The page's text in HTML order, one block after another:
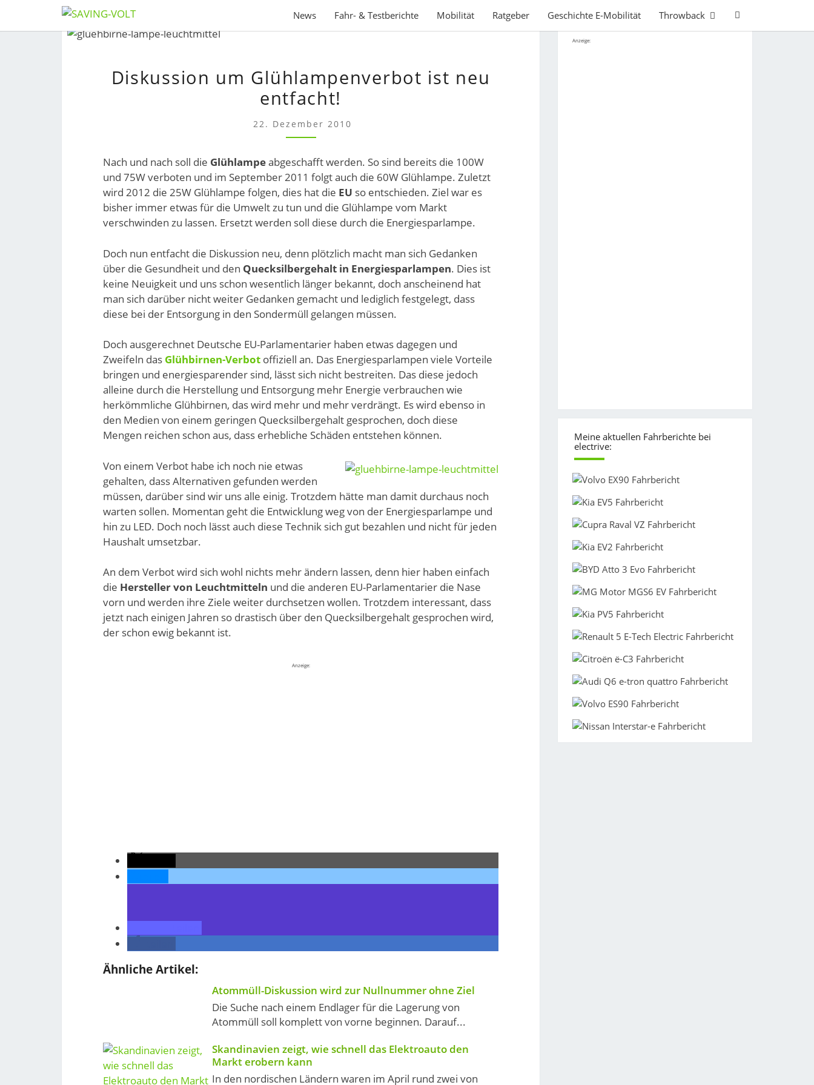
Skip
News Fahr- & Testberichte Mobilität Ratgeber Geschichte E-Mobilität Throwback
Search
UM
GLÜHLAMPENVERBOT
IST
NEU
ENTFACHT!
Diskussion um Glühlampenverbot ist neu
entfacht!
22. Dezember 2010
Nach und nach soll die Glühlampeabgeschafft werden. So sind bereits die 100W
und 75W verboten und im September 2011 folgt auch die 60W Glühlampe. Zuletzt
wird 2012 die 25W Glühlampe folgen, dies hat die EU so entschieden. Ziel war es
bisher immer etwas für die Umwelt zu tun und die Glühlampe vom Markt
verschwinden zu lassen. Ersetzt werden soll diese durch die Energiesparlampe.
Doch nun entfacht die Diskussion neu, denn plötzlich macht man sich Gedanken
über die Gesundheit und den Quecksilbergehalt in Energiesparlampen. Dies ist
keine Neuigkeit und uns schon wesentlich länger bekannt, doch anscheinend hat
man sich darüber nicht weiter Gedanken gemacht und lediglich festgelegt, dass
diese bei der Entsorgung in den Sondermüll gelangen müssen.
Doch ausgerechnet Deutsche EU-Parlamentarier haben etwas dagegen und
Zweifeln das Glühbirnen-Verbot offiziell an. Das Energiesparlampen viele Vorteile
bringen und energiesparender sind, lässt sich nicht bestreiten. Das diese jedoch
alleine durch die Herstellung und Entsorgung mehr Energie verbrauchen wie
herkömmliche Glühbirnen, das wird mehr und mehr verdrängt. Es wird ebenso in
den Medien von einem geringen Quecksilbergehalt gesprochen, doch diese
Mengen reichen schon aus, dass erhebliche Schäden entstehen können.
Von einem Verbot habe ich noch nie etwas
gehalten, dass Alternativen gefunden werden
müssen, darüber sind wir uns alle einig. Trotzdem hätte man damit durchaus noch
warten sollen. Momentan geht die Entwicklung weg von der Energiesparlampe und
hin zu LED. Doch noch lässt auch diese Technik sich gut bezahlen und nicht für jeden
Haushalt umsetzbar.
An dem Verbot wird sich wohl nichts mehr ändern lassen, denn hier haben einfach
die Hersteller von Leuchtmitteln und die anderen EU-Parlamentarier die Nase
vorn und werden ihre Ziele weiter durchsetzen wollen. Trotzdem interessant, dass
jetzt nach einigen Jahren so drastisch über den Quecksilbergehalt gesprochen wird,
der schon ewig bekannt ist.
Anzeige:
Ähnliche Artikel:
Atommüll-Diskussion wird zur Nullnummer ohne Ziel
Die Suche nach einem Endlager für die Lagerung von
Atommüll soll komplett von vorne beginnen. Darauf...
Skandinavien zeigt, wie schnell das Elektroauto den
Markt erobern kann
In den nordischen Ländern waren im April rund zwei von
Anzeige:
Meine aktuellen Fahrberichte bei
electrive: